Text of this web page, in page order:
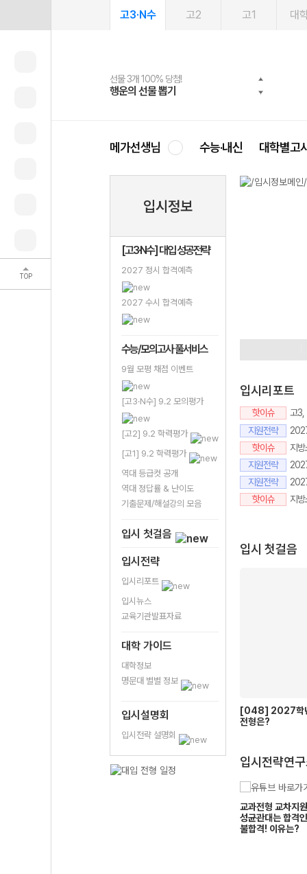
TOP
고3·N수 고2 고1 대
선물 3개 100% 당첨!
행운의 선물 뽑기
선물 100% 증정!
메가스터디 X 올리브
여름방학 스터디 캐시백
메가런 썸머스쿨
2027 러셀 단과
강사 공개선발
스마트러닝앱
설문 EVENT
메가패스
3일 무료 체험권
메가패스 수강생 무료혜택!
메가클럽 멤버십
사회공헌 캠페인
희망이룸 메가나눔
메가선생님 수능·내신 대학별고
입시정보
[고3·N수] 대입 성공전략
2027 정시 합격예측
2027 수시 합격예측
수능/모의고사 풀서비스
9월 모평 채점 이벤트
[고3·N수] 9.2 모의평가
[고2] 9.2 학력평가
[고1] 9.2 학력평가
역대 등급컷 공개
역대 정답률 & 난이도
기출문제/해설강의 모음
입시 첫걸음
입시전략
입시리포트
입시뉴스
교육기관발표자료
대학 가이드
대학정보
명문대 별별 정보
입시설명회
입시전략 설명회
입시리포트
핫이슈
고3,
지원전략
핫이슈
지
지원전략
지원전략
핫이슈
지
입시 첫걸음
[048] 2027학
전형은?
입시전략연
교과전형 교차지
성균관대는 합격
불합격! 이유는?
황예린
멘토